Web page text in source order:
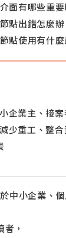
面有哪些重要
點出錯怎麼辦
點使用有什麼
企業主、接
少重工、整
中小企業、
，